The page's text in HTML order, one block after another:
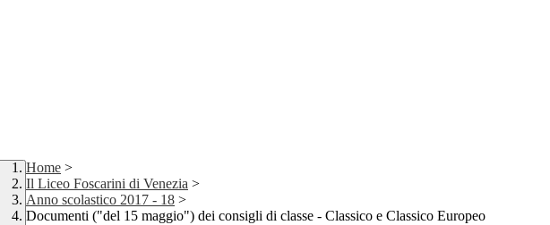
Home >
Il Liceo Foscarini di Venezia >
Anno scolastico 2017 - 18 >
Documenti ("del 15 maggio") dei consigli di classe - Classico e Classico Europeo